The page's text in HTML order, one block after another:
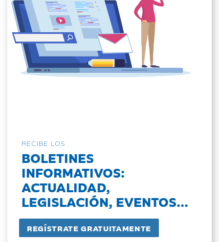
RECIBE LOS
BOLETINES
INFORMATIVOS:
ACTUALIDAD,
LEGISLACIÓN, EVENTOS...